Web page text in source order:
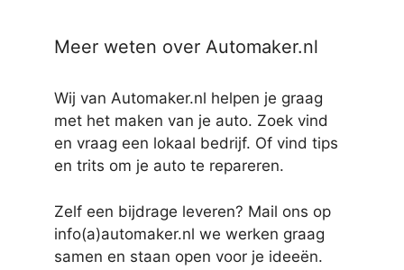
Meer weten over Automaker.nl
Wij van Automaker.nl helpen je graag
met het maken van je auto. Zoek vind
en vraag een lokaal bedrijf. Of vind tips
en trits om je auto te repareren.
Zelf een bijdrage leveren? Mail ons op
info(a)automaker.nl we werken graag
samen en staan open voor je ideeën.